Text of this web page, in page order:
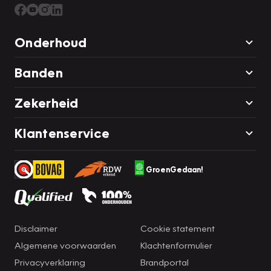
Neem nu contact met ons op en we zetten hem voor u
Onderhoud
Banden
Zekerheid
Klantenservice
GroenGedaan!
Disclaimer
Algemene voorwaarden
Privacyverklaring
Cookie statement
Klachtenformulier
Brandportal